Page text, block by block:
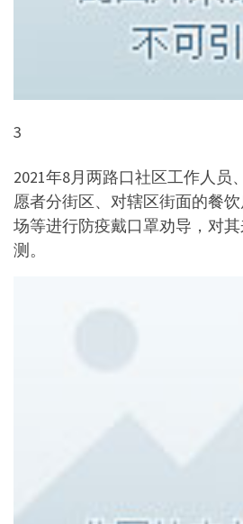
3
2021年8月两路口社区工作人员
愿者分街区、对辖区街面的餐
场等进行防疫戴口罩劝导，对
测。